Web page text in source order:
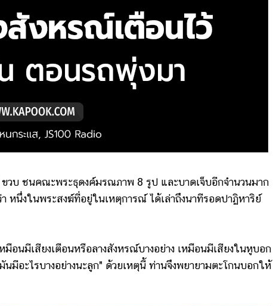
ชนคณะพระธุดงค์มรณภาพ 8 รูป และบาดเจ็บอีกจำนวนมาก
หนึ่งในพระสงฆ์ที่อยู่ในเหตุการณ์ ได้เล่าถึงนาทีรอดปาฏิหาริย์
เสียงเตือนหรือลางสังหรณ์บางอย่าง เหมือนมีเสียงในหูบอก
มีอะไรบางอย่างนะลูก" ด้วยเหตุนี้ ท่านจึงพยายามตะโกนบอกให้